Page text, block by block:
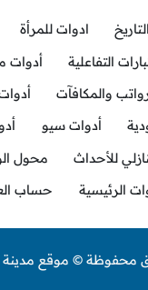
ادوات للمرأة
التفاعلية
أدوات
والمكافآت
أدوات سيو
للأحداث
محول
الرئيسية
حساب
© موقع مدينة